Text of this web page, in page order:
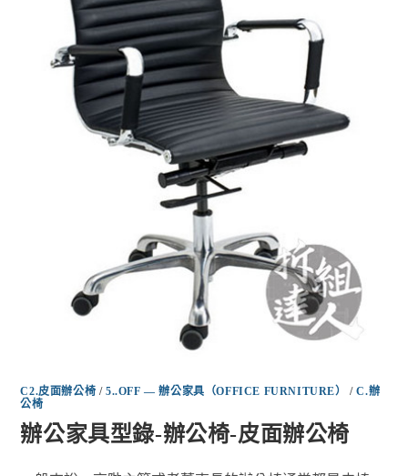
C2.皮面辦公椅 /5..OFF — 辦公家具（OFFICE FURNITURE） /C.辦
公椅
辦公家具型錄-辦公椅-皮面辦公椅